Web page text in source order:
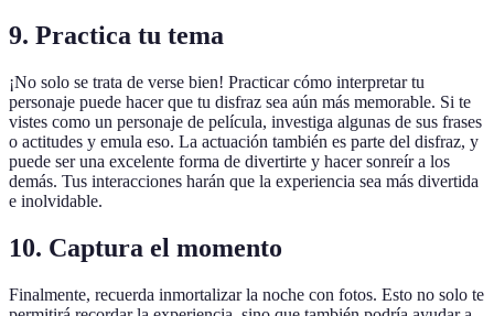
9. Practica tu tema
¡No solo se trata de verse bien! Practicar cómo interpretar tu
personaje puede hacer que tu disfraz sea aún más memorable. Si te
vistes como un personaje de película, investiga algunas de sus frases
o actitudes y emula eso. La actuación también es parte del disfraz, y
puede ser una excelente forma de divertirte y hacer sonreír a los
demás. Tus interacciones harán que la experiencia sea más divertida
e inolvidable.
10. Captura el momento
Finalmente, recuerda inmortalizar la noche con fotos. Esto no solo te